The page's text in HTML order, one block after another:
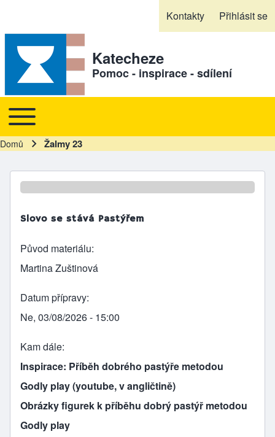
Kontakty Přihlásit se
Katecheze
Pomoc - inspirace - sdílení
Hlavní navigace
Toggle main menu
Drobečková navigace
Domů Žalmy 23
Slovo se stává Pastýřem
Původ materiálu
Martina Zuštinová
Datum přípravy
Ne, 03/08/2026 - 15:00
Kam dále
Inspirace: Příběh dobrého pastýře metodou
Godly play (youtube, v angličtině)
Obrázky figurek k příběhu dobrý pastýř metodou
Godly play